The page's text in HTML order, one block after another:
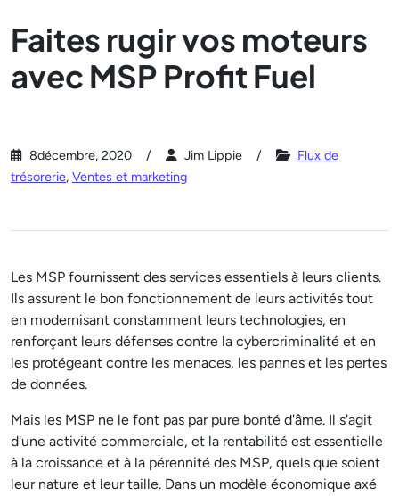
Faites rugir vos moteurs
avec MSP Profit Fuel
8décembre, 2020 Jim Lippie
Flux de
trésorerie, Ventes et marketing
Les MSP fournissent des services essentiels à leurs clients.
Ils assurent le bon fonctionnement de leurs activités tout
en modernisant constamment leurs technologies, en
renforçant leurs défenses contre la cybercriminalité et en
les protégeant contre les menaces, les pannes et les pertes
de données.
Mais les MSP ne le font pas par pure bonté d'âme. Il s'agit
d'une activité commerciale, et la rentabilité est essentielle
à la croissance et à la pérennité des MSP, quels que soient
leur nature et leur taille. Dans un modèle économique axé